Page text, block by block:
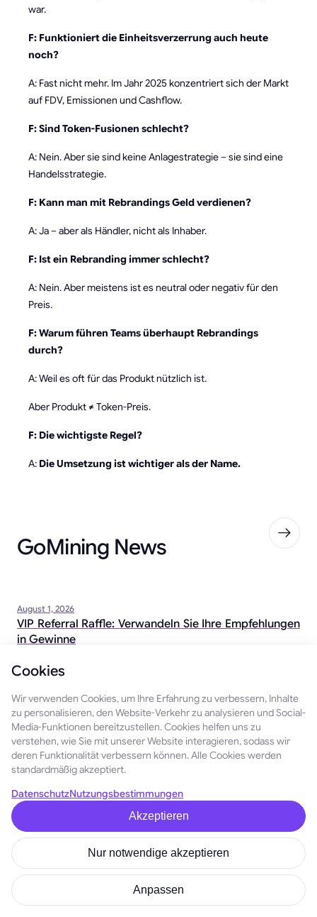
war.
F: Funktioniert die Einheitsverzerrung auch heute
noch?
A: Fast nicht mehr. Im Jahr 2025 konzentriert sich der Markt
auf FDV, Emissionen und Cashflow.
F: Sind Token-Fusionen schlecht?
A: Nein. Aber sie sind keine Anlagestrategie – sie sind eine
Handelsstrategie.
F: Kann man mit Rebrandings Geld verdienen?
A: Ja – aber als Händler, nicht als Inhaber.
F: Ist ein Rebranding immer schlecht?
A: Nein. Aber meistens ist es neutral oder negativ für den
Preis.
F: Warum führen Teams überhaupt Rebrandings
durch?
A: Weil es oft für das Produkt nützlich ist.
Aber Produkt ≠ Token-Preis.
F: Die wichtigste Regel?
A: Die Umsetzung ist wichtiger als der Name.
GoMining News
August 1, 2026
VIP Referral Raffle: Verwandeln Sie Ihre Empfehlungen
in Gewinne
July 24, 2026
July 16, 2026
Werden Sie ein echter GoMining-Partner
July 15, 2026
Miner Wars Update: Faire Ligen, immer
Das könnte Sie auch
interessieren:
Cookies
Wir verwenden Cookies, um Ihre Erfahrung zu verbessern, Inhalte
zu personalisieren, den Website-Verkehr zu analysieren und Social-
Media-Funktionen bereitzustellen. Cookies helfen uns zu
verstehen, wie Sie mit unserer Website interagieren, sodass wir
deren Funktionalität verbessern können. Alle Cookies werden
standardmäßig akzeptiert.
DatenschutzNutzungsbestimmungen
Akzeptieren
Nur notwendige akzeptieren
Anpassen